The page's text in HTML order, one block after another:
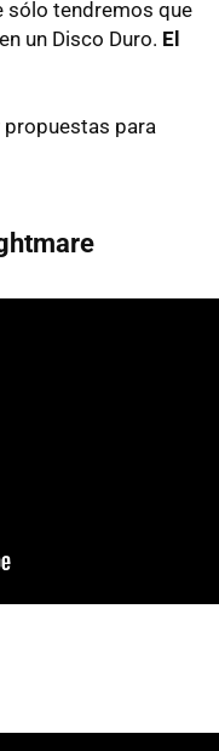
sólo tendremos que
un Disco Duro. El
propuestas para